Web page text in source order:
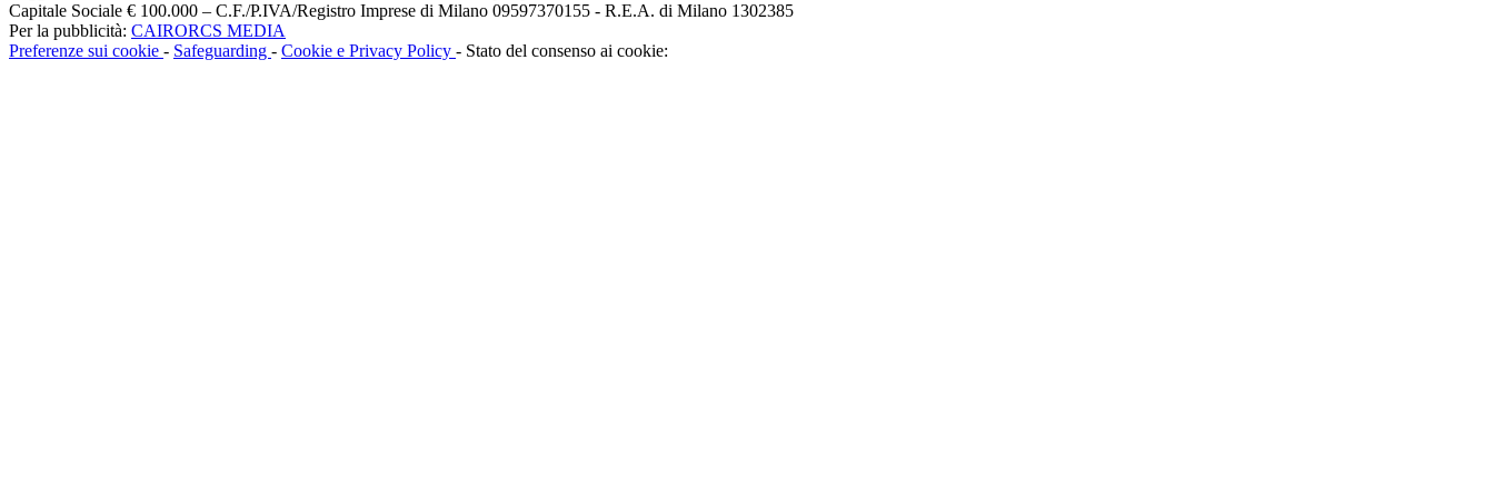
Capitale Sociale € 100.000 – C.F./P.IVA/Registro Imprese di Milano 09597370155 - R.E.A. di Milano 1302385
Per la pubblicità: CAIRORCS MEDIA
Preferenze sui cookie - Safeguarding - Cookie e Privacy Policy - Stato del consenso ai cookie: